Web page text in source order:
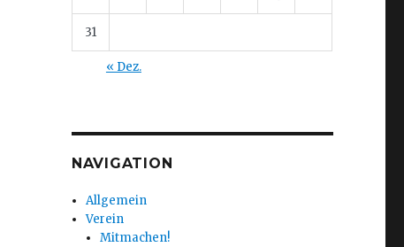
31
« Dez.
NAVIGATION
Allgemein
Verein
Mitmachen!